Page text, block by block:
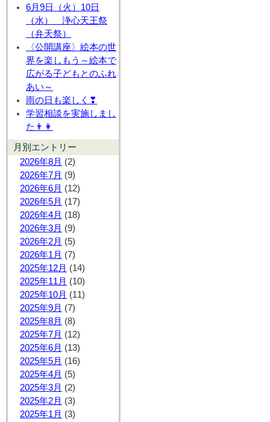
6月9日（火）10日
（水） 浄心天王祭
（弁天祭）
〈公開講座〉絵本の世
界を楽しもう～絵本で
広がる子どもとのふれ
あい～
雨の日も楽しく❣
学習相談を実施しまし
た👨👩
月別エントリー
2026年8月 (2)
2026年7月 (9)
2026年6月 (12)
2026年5月 (17)
2026年4月 (18)
2026年3月 (9)
2026年2月 (5)
2026年1月 (7)
2025年12月 (14)
2025年11月 (10)
2025年10月 (11)
2025年9月 (7)
2025年8月 (8)
2025年7月 (12)
2025年6月 (13)
2025年5月 (16)
2025年4月 (5)
2025年3月 (2)
2025年2月 (3)
2025年1月 (3)